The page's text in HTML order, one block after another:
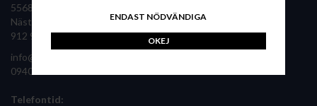
556860-9126
Nästansjö 36
912 92 Vilhelmina
info@xlklader.se
0940 – 340 61
Telefontid:
XLKläder i pressen
ENDAST NÖDVÄNDIGA
OKEJ